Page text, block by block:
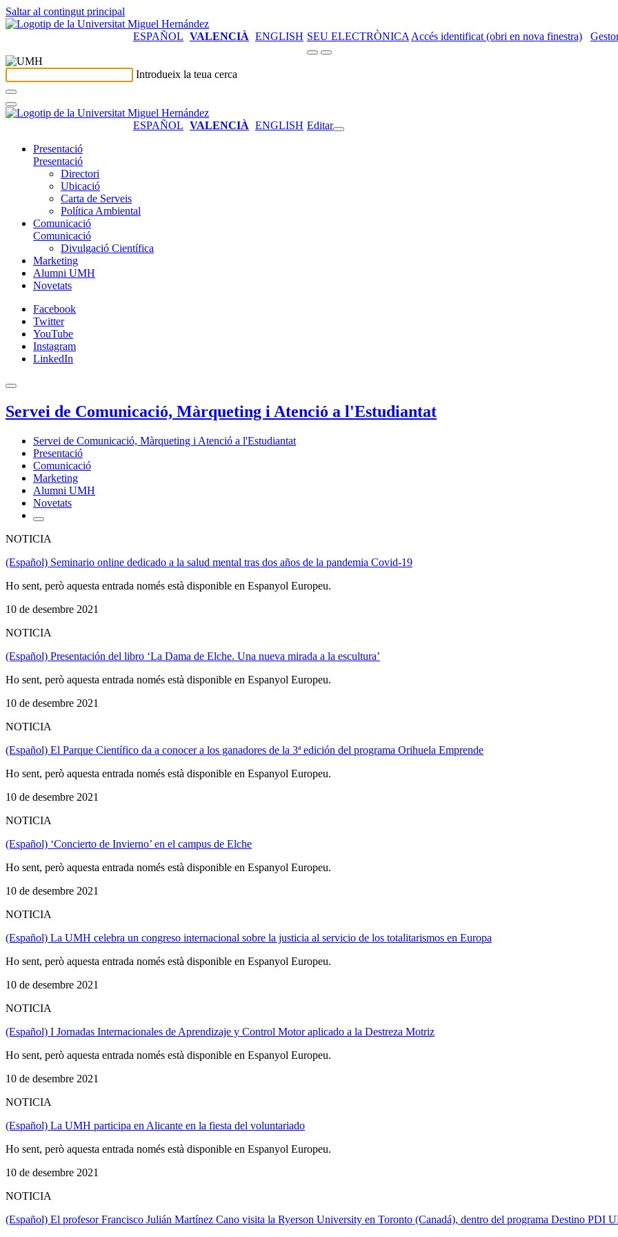
Saltar al contingut principal
ESPAÑOL VALENCIÀ ENGLISH SEU ELECTRÒNICA Accés identificat (obri en nova finestra)
Introdueix la teua cerca
ESPAÑOL VALENCIÀ ENGLISH Editar
Presentació
Presentació
Directori
Ubicació
Carta de Serveis
Política Ambiental
Comunicació
Comunicació
Divulgació Científica
Marketing
Alumni UMH
Novetats
Facebook
Twitter
YouTube
Instagram
LinkedIn
Servei de Comunicació, Màrqueting i Atenció a l'Estudiantat
Servei de Comunicació, Màrqueting i Atenció a l'Estudiantat
Presentació
Comunicació
Marketing
Alumni UMH
Novetats
NOTICIA
(Español) Seminario online dedicado a la salud mental tras dos años de la pandemia Covid-19
Ho sent, però aquesta entrada només està disponible en Espanyol Europeu.
10 de desembre 2021
NOTICIA
(Español) Presentación del libro ‘La Dama de Elche. Una nueva mirada a la escultura’
Ho sent, però aquesta entrada només està disponible en Espanyol Europeu.
10 de desembre 2021
NOTICIA
(Español) El Parque Científico da a conocer a los ganadores de la 3ª edición del programa Orihuela Emprende
Ho sent, però aquesta entrada només està disponible en Espanyol Europeu.
10 de desembre 2021
NOTICIA
(Español) ‘Concierto de Invierno’ en el campus de Elche
Ho sent, però aquesta entrada només està disponible en Espanyol Europeu.
10 de desembre 2021
NOTICIA
(Español) La UMH celebra un congreso internacional sobre la justicia al servicio de los totalitarismos en Europa
Ho sent, però aquesta entrada només està disponible en Espanyol Europeu.
10 de desembre 2021
NOTICIA
(Español) I Jornadas Internacionales de Aprendizaje y Control Motor aplicado a la Destreza Motriz
Ho sent, però aquesta entrada només està disponible en Espanyol Europeu.
10 de desembre 2021
NOTICIA
(Español) La UMH participa en Alicante en la fiesta del voluntariado
Ho sent, però aquesta entrada només està disponible en Espanyol Europeu.
10 de desembre 2021
NOTICIA
(Español) El profesor Francisco Julián Martínez Cano visita la Ryerson University en Toronto (Canadá), dentro del programa Destino PDI